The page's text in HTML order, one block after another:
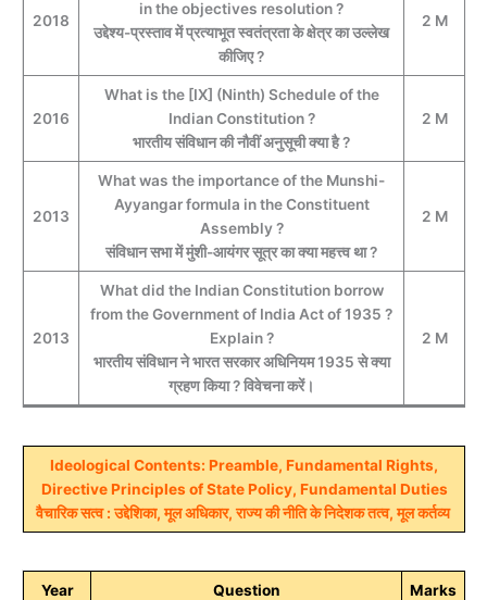
2018
in the objectives resolution ?
उद्देश्य-प्रस्ताव में प्रत्याभूत स्वतंत्रता के क्षेत्र का उल्लेख
कीजिए ?
2 M
2016
What is the [IX] (Ninth) Schedule of the
Indian Constitution ?
भारतीय संविधान की नौवीं अनुसूची क्‍या है ?
2 M
2013
What was the importance of the Munshi-
Ayyangar formula in the Constituent
Assembly ?
संविधान सभा में मुंशी-आयंगर सूत्र का क्या महत्त्व था ?
2 M
2013
What did the Indian Constitution borrow
from the Government of India Act of 1935 ?
Explain ?
भारतीय संविधान ने भारत सरकार अधिनियम 1935 से क्‍या
ग्रहण किया ? विवेचना करें।
2 M
Ideological Contents: Preamble, Fundamental Rights,
Directive Principles of State Policy, Fundamental Duties
​वैचारिक सत्व : उद्देशिका, मूल अधिकार, राज्य की नीति के निदेशक तत्व, मूल कर्तव्य
Year Question Marks